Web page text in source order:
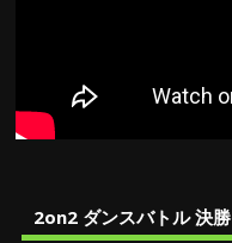
2on2 ダンスバトル 決勝